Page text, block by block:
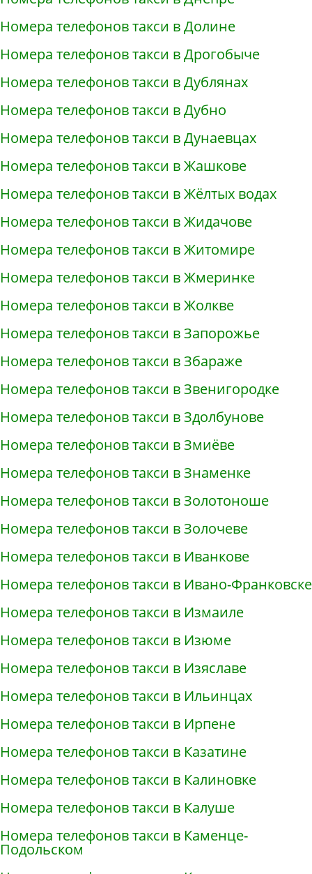
Номера телефонов такси в Долине
Номера телефонов такси в Дрогобыче
Номера телефонов такси в Дублянах
Номера телефонов такси в Дубно
Номера телефонов такси в Дунаевцах
Номера телефонов такси в Жашкове
Номера телефонов такси в Жёлтых водах
Номера телефонов такси в Жидачове
Номера телефонов такси в Житомире
Номера телефонов такси в Жмеринке
Номера телефонов такси в Жолкве
Номера телефонов такси в Запорожье
Номера телефонов такси в Збараже
Номера телефонов такси в Звенигородке
Номера телефонов такси в Здолбунове
Номера телефонов такси в Змиёве
Номера телефонов такси в Знаменке
Номера телефонов такси в Золотоноше
Номера телефонов такси в Золочеве
Номера телефонов такси в Иванкове
Номера телефонов такси в Ивано-Франковске
Номера телефонов такси в Измаиле
Номера телефонов такси в Изюме
Номера телефонов такси в Изяславе
Номера телефонов такси в Ильинцах
Номера телефонов такси в Ирпене
Номера телефонов такси в Казатине
Номера телефонов такси в Калиновке
Номера телефонов такси в Калуше
Номера телефонов такси в Каменце-
Подольском